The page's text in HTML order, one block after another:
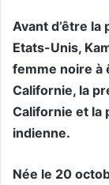
Avant d’être
Etats-Unis,
femme noire à
Californie, la
Californie et la
indienne.
Née le 20